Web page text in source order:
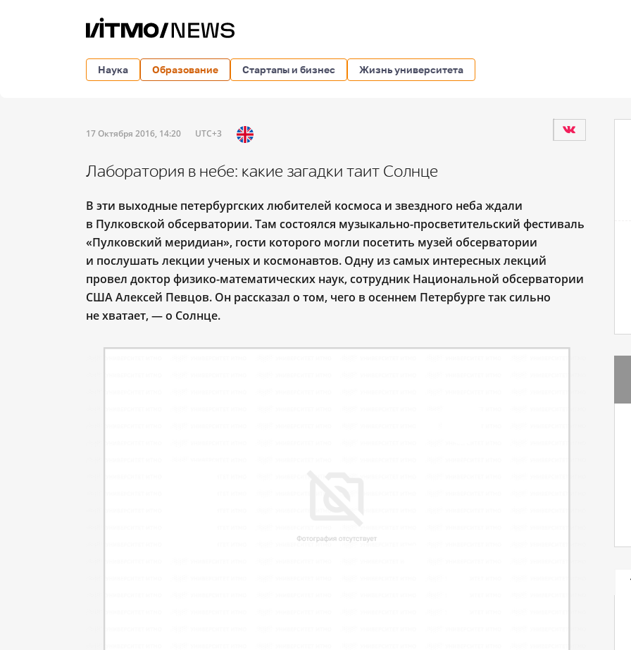
Наука Образование Стартапы и бизнес Жизнь университета
17 Октября 2016, 14:20 UTC+3
Лаборатория в небе: какие загадки таит Солнце
В эти выходные петербургских любителей космоса и звездного неба ждали
в Пулковской обсерватории. Там состоялся музыкально-просветительский фестиваль
«Пулковский меридиан», гости которого могли посетить музей обсерватории
и послушать лекции ученых и космонавтов. Одну из самых интересных лекций
провел доктор физико-математических наук, сотрудник Национальной обсерватории
США Алексей Певцов. Он рассказал о том, чего в осеннем Петербурге так сильно
не хватает, — о Солнце.